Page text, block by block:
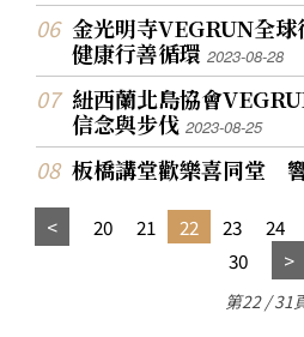
金光明寺VEGRUN全
健康行善循環2023-08-28
紐西蘭北島協會
信念與步伐2023-08-25
板橋講堂歡樂喜同堂
20 21 22 23 24
30
第22 / 31